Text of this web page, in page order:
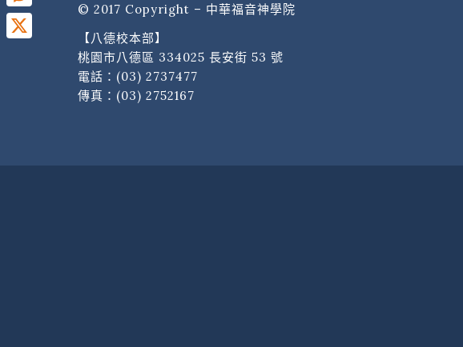
© 2017 Copyright – 中華福音神學院
【八德校本部】
桃園市八德區 334025 長安街 53 號
電話： (03) 2737477
傳真：(03) 2752167
Messenger